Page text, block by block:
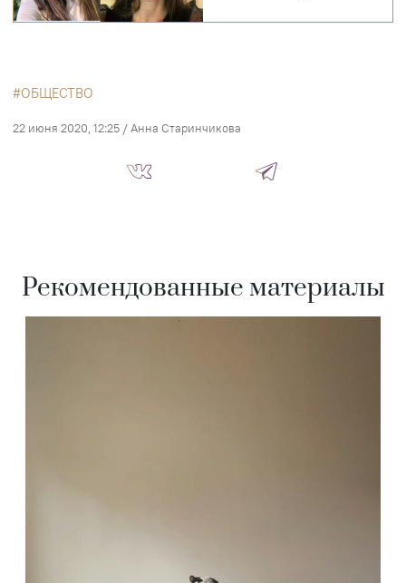
ОБЩЕСТВО
22 июня 2020, 12:25 /Анна Старинчикова
Рекомендованные материалы